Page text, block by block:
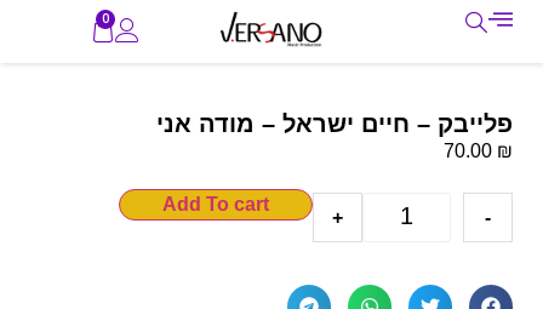
0
פלייבק – חיים ישראל – מודה אני
70.00 ₪
-
+
Add To cart